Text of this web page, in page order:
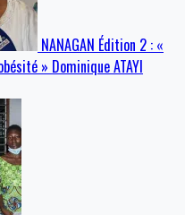
NANAGAN Édition 2 : «
» Dominique ATAYI